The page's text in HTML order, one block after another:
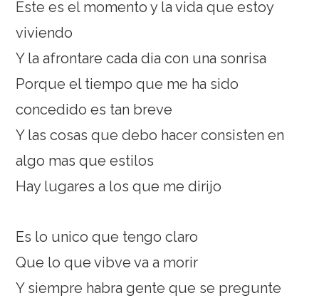
Este es el momento y la vida que estoy
viviendo
Y la afrontare cada dia con una sonrisa
Porque el tiempo que me ha sido
concedido es tan breve
Y las cosas que debo hacer consisten en
algo mas que estilos
Hay lugares a los que me dirijo
Es lo unico que tengo claro
Que lo que vibve va a morir
Y siempre habra gente que se pregunte